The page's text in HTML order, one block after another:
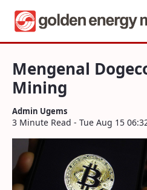
Mengenal Dogecoin
Mengenal
Mining
Admin Ugems
3 Minute Read - Tue Aug 15